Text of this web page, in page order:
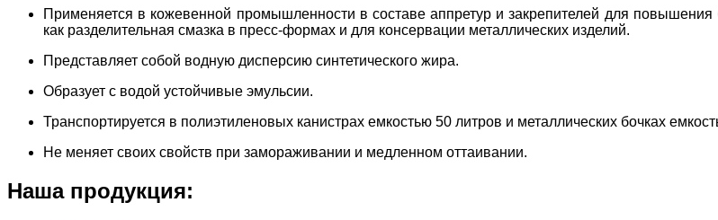
Применяется в кожевенной промышленности в составе аппретур и закрепителей для повышения
как разделительная смазка в пресс-формах и для консервации металлических изделий.
Представляет собой водную дисперсию синтетического жира.
Образует с водой устойчивые эмульсии.
Транспортируется в полиэтиленовых канистрах емкостью 50 литров и металлических бочках
Не меняет своих свойств при замораживании и медленном оттаивании.
Наша продукция: